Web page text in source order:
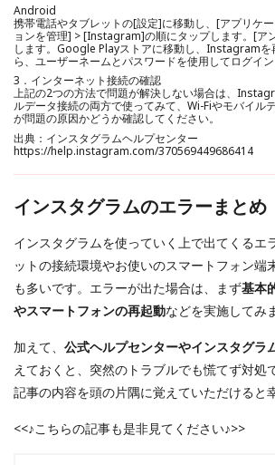
Android
携帯電話やタブレットの[設定]に移動し、[アプリケ
ョンを管理] > [Instagram]の順にタップします。[ア
します。Google Playストアに移動し、Instagramを
ら、ユーザーネームとパスワードを使用してログイン
3．インターネット接続の確認
上記の2つの方法で問題が解決しない場合は、
ルデータ接続の両方で使ってみて、Wi-Fiやモバイル
が問題の原因かどうか確認してください。
出典：インスタグラムヘルプセンター
https://help.instagram.com/370569449686414
インスタグラムのエラーまとめ
インスタグラムを使っていく上で出てくるエ
ットの接続環境やお使いのスマートフォン端
も多いです。エラーが出た場合は、まず基本
やスマートフォンの再起動などを実施してみ
加えて、 公式ヘルプセンターやインスタグラ
えておくと、突然のトラブルでも慌てず対処
記事の内容を頭の片隅に覚えていただけると
<<♪こちらの記事も是非見てください♪>>